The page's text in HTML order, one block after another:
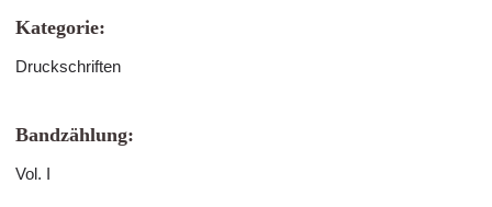
Kategorie:
Druckschriften
Bandzählung:
Vol. I